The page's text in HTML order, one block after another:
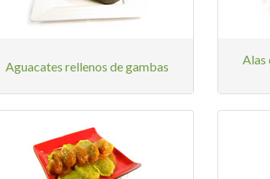
Aguacates rellenos de gambas
Alas